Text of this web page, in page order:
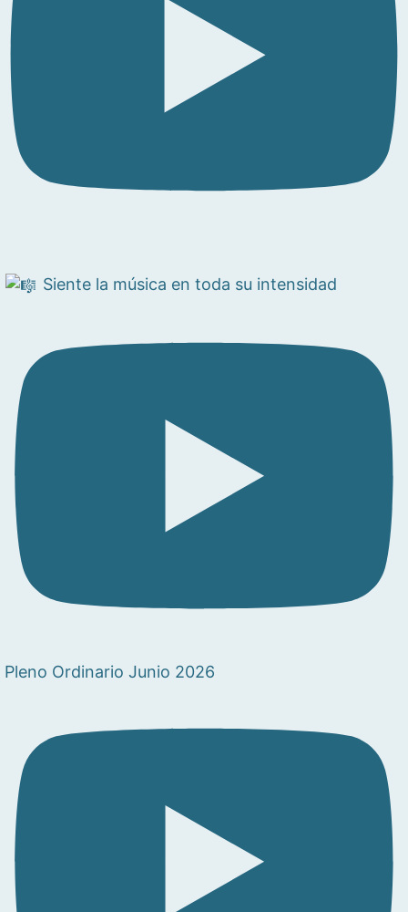
Siente la música en toda su intensidad
Pleno Ordinario Junio 2026